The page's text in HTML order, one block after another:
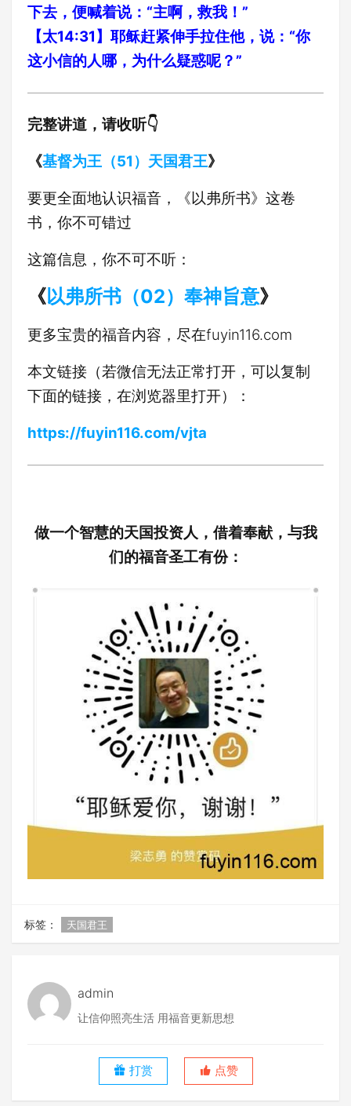
下去，便喊着说：“主啊，救我！”
【太14:31】耶稣赶紧伸手拉住他，说：“你
这小信的人哪，为什么疑惑呢？”
完整讲道，请收听👇
《基督为王（51）天国君王》
要更全面地认识福音，《以弗所书》这卷
书，你不可错过
这篇信息，你不可不听：
《以弗所书（02）奉神旨意》
更多宝贵的福音内容，尽在fuyin116.com
本文链接（若微信无法正常打开，可以复制
下面的链接，在浏览器里打开）：
https://fuyin116.com/vjta
做一个智慧的天国投资人，借着奉献，与我
们的福音圣工有份：
标签： 天国君王
admin
让信仰照亮生活 用福音更新思想
打赏 点赞